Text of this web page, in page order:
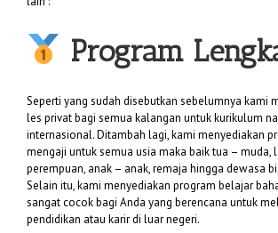
Program
Seperti yang sudah disebutkan sebelumnya kami
les privat bagi semua kalangan untuk kurikulum
internasional. Ditambah lagi, kami menyediakan
mengaji untuk semua usia maka baik tua – muda,
perempuan, anak – anak, remaja hingga dewasa
Selain itu, kami menyediakan program belajar
sangat cocok bagi Anda yang berencana untuk
pendidikan atau karir di luar negeri.